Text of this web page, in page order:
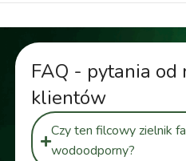
FAQ - pytania od
klientów
Czy ten filcowy zielnik
wodoodporny?